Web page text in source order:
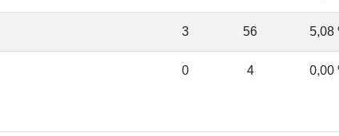
3 56 5,08
0 4 0,00